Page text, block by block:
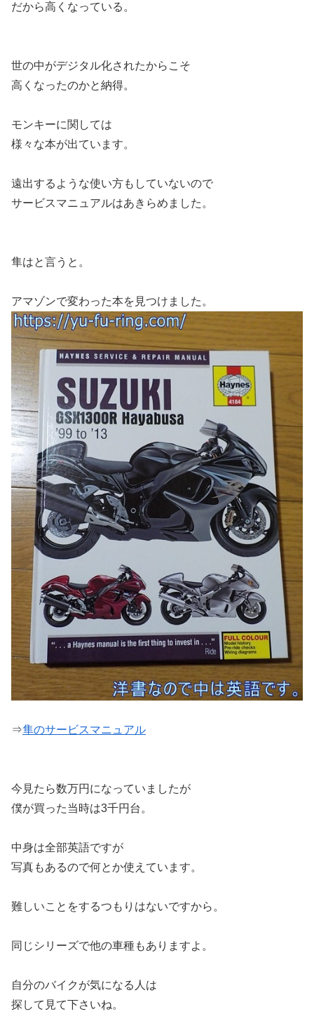
だから高くなっている。
世の中がデジタル化されたからこそ
高くなったのかと納得。
モンキーに関しては
様々な本が出ています。
遠出するような使い方もしていないので
サービスマニュアルはあきらめました。
隼はと言うと。
アマゾンで変わった本を見つけました。
⇒隼のサービスマニュアル
今見たら数万円になっていましたが
僕が買った当時は3千円台。
中身は全部英語ですが
写真もあるので何とか使えています。
難しいことをするつもりはないですから。
同じシリーズで他の車種もありますよ。
自分のバイクが気になる人は
探して見て下さいね。